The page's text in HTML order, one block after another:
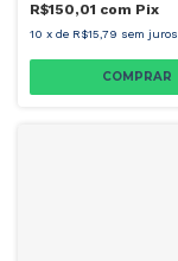
R$150,01 com Pix
10 x de R$15,79 sem juros